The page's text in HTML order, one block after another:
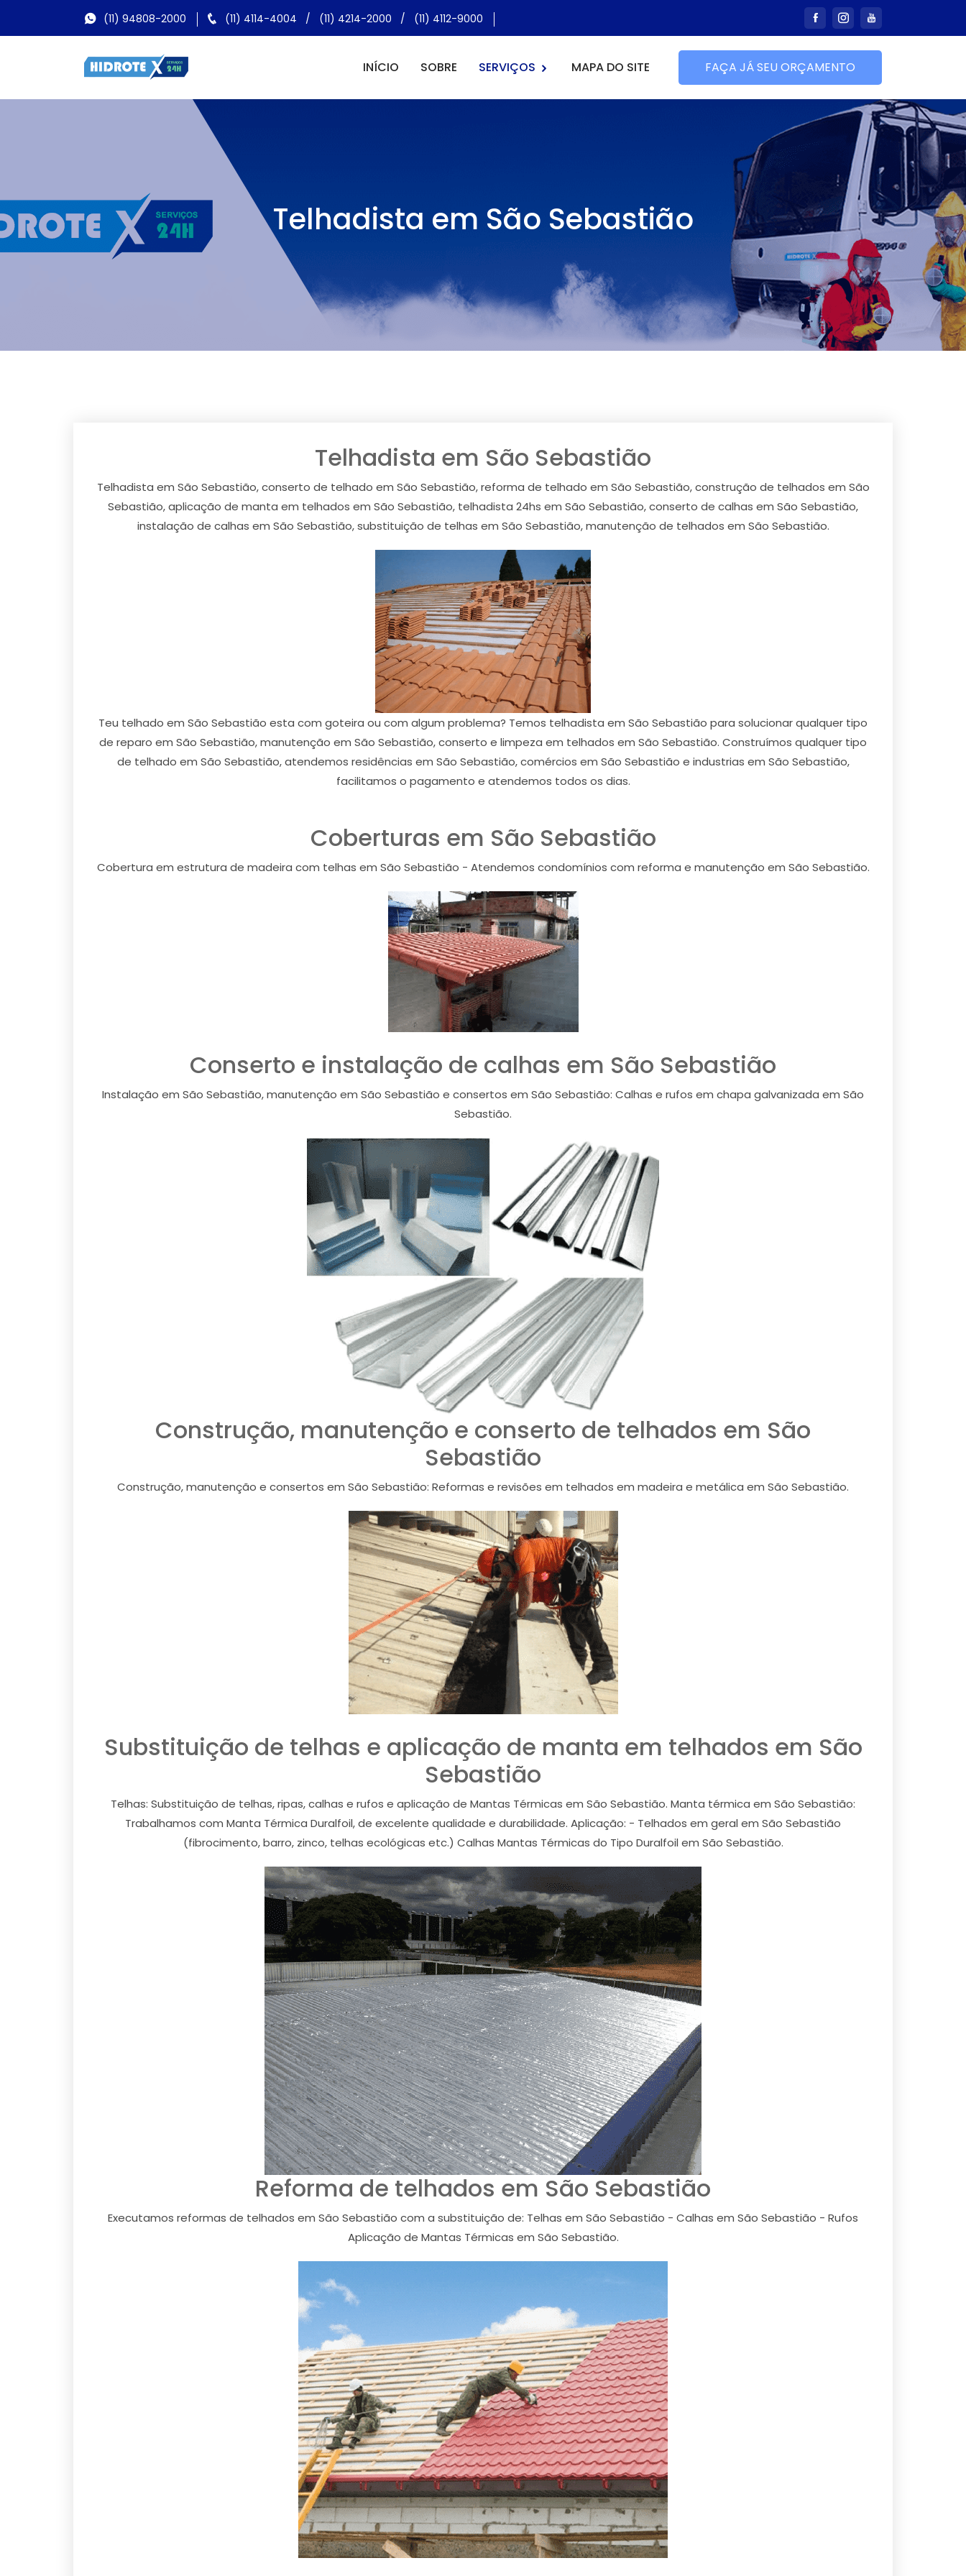
(11) 94808-2000 (11) 4114-4004 / (11) 4214-2000 / (11) 4112-9000
INÍCIO SOBRE SERVIÇOS MAPA DO SITE FAÇA JÁ SEU ORÇAMENTO
Telhadista em São Sebastião
Telhadista em São Sebastião
Telhadista em São Sebastião, conserto de telhado em São Sebastião, reforma de telhado em São Sebastião, construção de telhados em São
Sebastião, aplicação de manta em telhados em São Sebastião, telhadista 24hs em São Sebastião, conserto de calhas em São Sebastião,
instalação de calhas em São Sebastião, substituição de telhas em São Sebastião, manutenção de telhados em São Sebastião.
Teu telhado em São Sebastião esta com goteira ou com algum problema? Temos telhadista em São Sebastião para solucionar qualquer tipo
de reparo em São Sebastião, manutenção em São Sebastião, conserto e limpeza em telhados em São Sebastião. Construímos qualquer tipo
de telhado em São Sebastião, atendemos residências em São Sebastião, comércios em São Sebastião e industrias em São Sebastião,
facilitamos o pagamento e atendemos todos os dias.
Coberturas em São Sebastião
Cobertura em estrutura de madeira com telhas em São Sebastião - Atendemos condomínios com reforma e manutenção em São Sebastião.
Conserto e instalação de calhas em São Sebastião
Instalação em São Sebastião, manutenção em São Sebastião e consertos em São Sebastião: Calhas e rufos em chapa galvanizada em São
Sebastião.
Construção, manutenção e conserto de telhados em São
Sebastião
Construção, manutenção e consertos em São Sebastião: Reformas e revisões em telhados em madeira e metálica em São Sebastião.
Substituição de telhas e aplicação de manta em telhados em São
Sebastião
Telhas: Substituição de telhas, ripas, calhas e rufos e aplicação de Mantas Térmicas em São Sebastião. Manta térmica em São Sebastião:
Trabalhamos com Manta Térmica Duralfoil, de excelente qualidade e durabilidade. Aplicação: - Telhados em geral em São Sebastião
(fibrocimento, barro, zinco, telhas ecológicas etc.) Calhas Mantas Térmicas do Tipo Duralfoil em São Sebastião.
Reforma de telhados em São Sebastião
Executamos reformas de telhados em São Sebastião com a substituição de: Telhas em São Sebastião - Calhas em São Sebastião - Rufos
Aplicação de Mantas Térmicas em São Sebastião.